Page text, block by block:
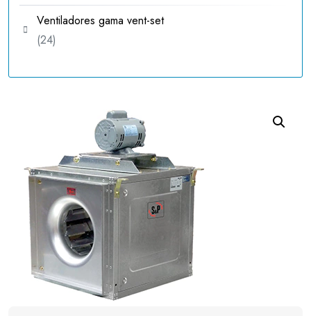
productos
Ventiladores gama vent-set
2424